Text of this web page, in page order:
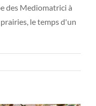
des Mediomatrici à
le temps d'un